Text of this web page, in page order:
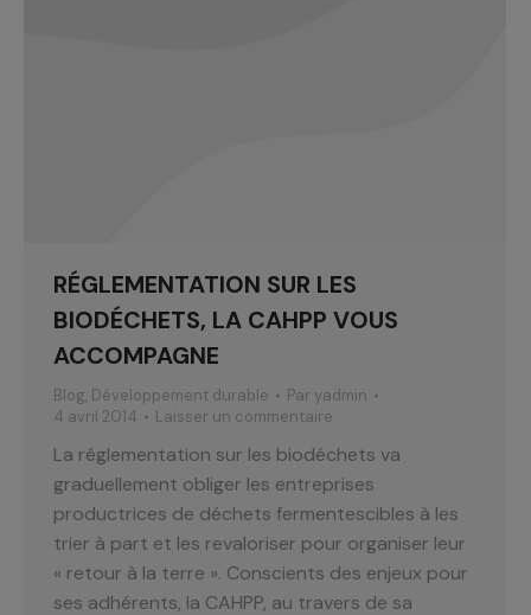
RÉGLEMENTATION SUR LES
BIODÉCHETS, LA CAHPP VOUS
ACCOMPAGNE
Blog, Développement durable Par yadmin
4 avril 2014
Laisser un commentaire
La réglementation sur les biodéchets va
graduellement obliger les entreprises
productrices de déchets fermentescibles à les
trier à part et les revaloriser pour organiser leur
« retour à la terre ». Conscients des enjeux pour
ses adhérents, la CAHPP, au travers de sa